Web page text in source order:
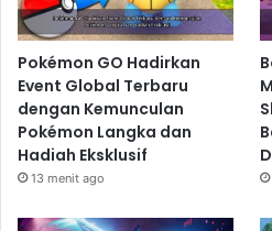
Tantangan
Bosan dengan misi yang
menghadirkan berbagai jenis
akan membuatmu tetap
penyelamatan sandera,
hingga pertempuran udara
yang besar. Setiap misi
yang unik, yang akan
Pokémon GO Hadirkan
Event Global Terbaru
dengan Kemunculan
Pokémon Langka dan
Hadiah Eksklusif
13 menit ago